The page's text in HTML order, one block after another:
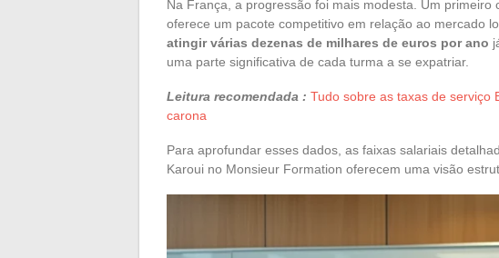
Na França, a progressão foi mais modesta. Um
oferece um pacote competitivo em relação ao mercado
atingir várias dezenas de milhares de euros por ano
uma parte significativa de cada turma a se expatriar.
Leitura recomendada : Tudo sobre as taxas de serviço
carona
Para aprofundar esses dados, as faixas salariais
Karoui no Monsieur Formation oferecem uma visão